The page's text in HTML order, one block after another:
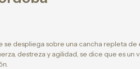
se despliega sobre una cancha repleta de
destreza y agilidad, se dice que es un